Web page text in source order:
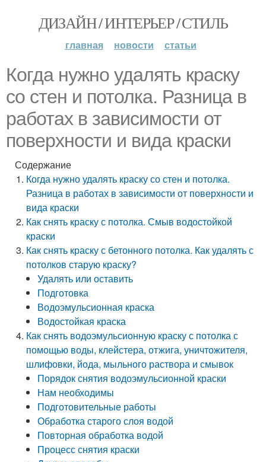
ДИЗАЙН / ИНТЕРЬЕР / СТИЛЬ
главная новости статьи
Когда нужно удалять краску
со стен и потолка. Разница в
работах в зависимости от
поверхности и вида краски
Содержание
Когда нужно удалять краску со стен и потолка.
Разница в работах в зависимости от поверхности и
вида краски
Как снять краску с потолка. Смыв водостойкой
краски
Как снять краску с бетонного потолка. Как удалять с
потолков старую краску?
Удалять или оставить
Подготовка
Водоэмульсионная краска
Водостойкая краска
Как снять водоэмульсионную краску с потолка с
помощью воды, клейстера, отжига, уничтожителя,
шлифовки, йода, мыльного раствора и смывок
Порядок снятия водоэмульсионной краски
Нам необходимы
Подготовительные работы
Обработка старого слоя водой
Повторная обработка водой
Процесс снятия краски